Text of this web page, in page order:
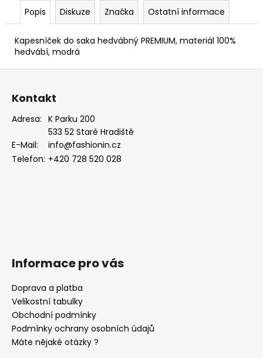
Popis Diskuze Značka Ostatní informace
Kapesníček do saka hedvábný PREMIUM, materiál 100%
hedvábí, modrá
Z
Kontakt
Adresa: K Parku 200
533 52 Staré Hradiště
E-Mail:
info@fashionin.cz
Telefon: +420 728 520 028
Informace pro vás
Doprava a platba
Velikostní tabulky
Obchodní podmínky
Podmínky ochrany osobních údajů
Máte nějaké otázky ?